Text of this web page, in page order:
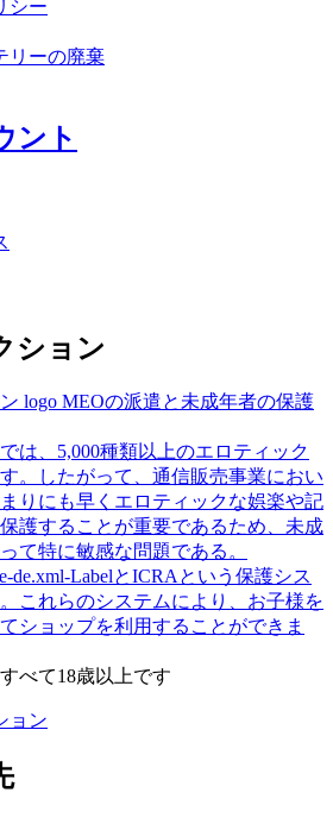
シー
リーの廃棄
ント
ション
MEOの派遣と未成年者の保護
は、5,000種類以上のエロティック
。したがって、通信販売事業におい
りにも早くエロティックな娯楽や記
護することが重要であるため、未成
て特に敏感な問題である。
de.xml-LabelとICRAという保護シス
これらのシステムにより、お子様を
ショップを利用することができま
べて18歳以上です
ョン